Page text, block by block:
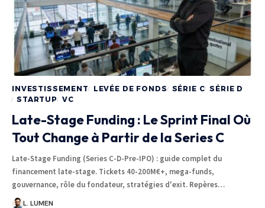
INVESTISSEMENT LEVÉE DE FONDS SÉRIE C SÉRIE D
STARTUP VC
Late-Stage Funding : Le Sprint Final Où
Tout Change à Partir de la Series C
Late-Stage Funding (Series C-D-Pre-IPO) : guide complet du
financement late-stage. Tickets 40-200M€+, mega-funds,
gouvernance, rôle du fondateur, stratégies d'exit. Repères…
L. LUMEN